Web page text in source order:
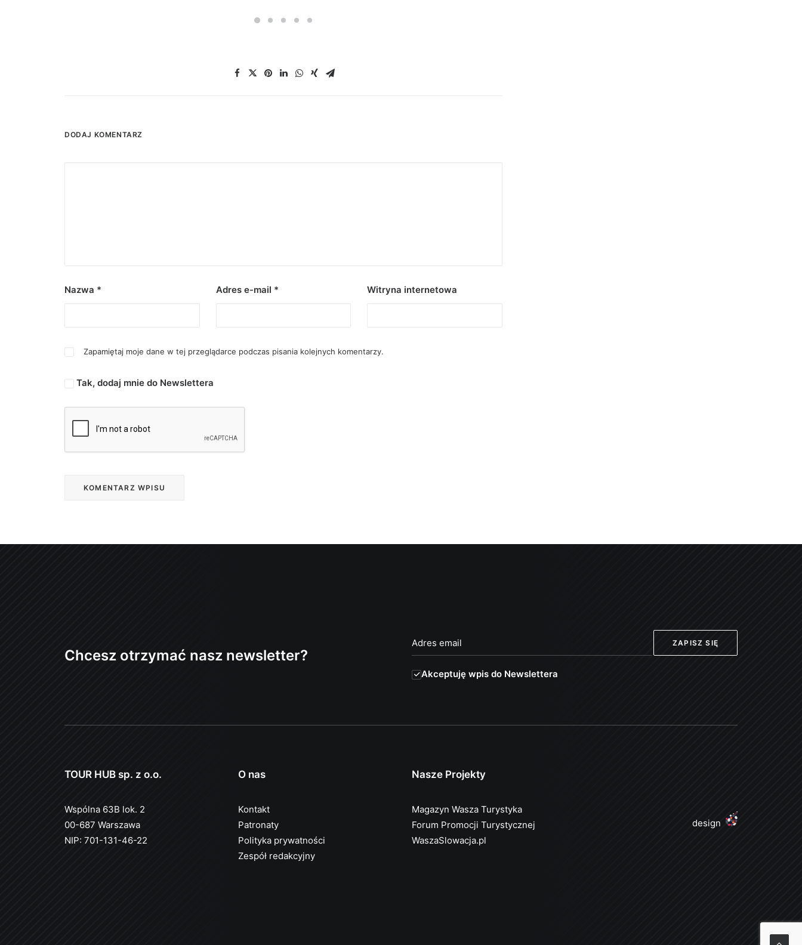
DODAJ KOMENTARZ
Nazwa * Adres e-mail * Witryna internetowa
Zapamiętaj moje dane w tej przeglądarce podczas pisania kolejnych komentarzy.
Tak, dodaj mnie do Newslettera
Chcesz otrzymać nasz newsletter?
Akceptuję wpis do Newslettera
TOUR HUB sp. z o.o.
Wspólna 63B lok. 2
00-687 Warszawa
NIP: 701-131-46-22
O nas
Kontakt
Patronaty
Polityka prywatności
Zespół redakcyjny
Nasze Projekty
Magazyn Wasza Turystyka
Forum Promocji Turystycznej
WaszaSlowacja.pl
design